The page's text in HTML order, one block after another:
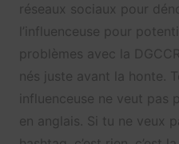
réseaux sociaux pour
l’influenceuse pour
problèmes avec la
nés juste avant la honte.
influenceuse ne veut pas
en anglais. Si tu ne veux